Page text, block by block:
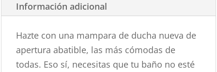
Información adicional
Hazte con una mampara de ducha nueva de
apertura abatible, las más cómodas de
todas. Eso sí, necesitas que tu baño no esté